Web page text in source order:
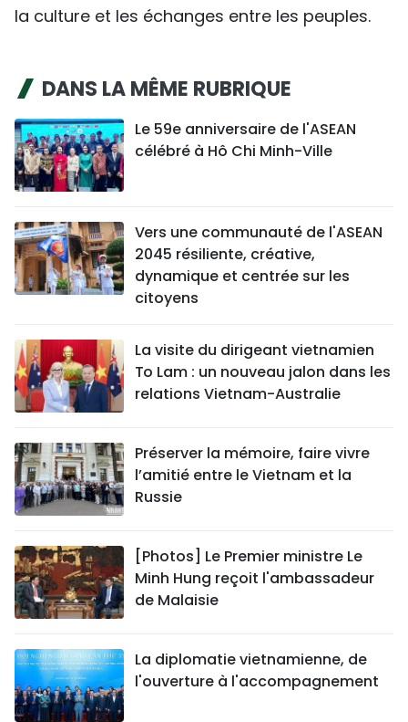
la culture et les échanges entre les peuples.
DANS LA MÊME RUBRIQUE
Le 59e anniversaire de l'ASEAN
célébré à Hô Chi Minh-Ville
Vers une communauté de l'ASEAN
2045 résiliente, créative,
dynamique et centrée sur les
citoyens
La visite du dirigeant vietnamien
To Lam : un nouveau jalon dans les
relations Vietnam-Australie
Préserver la mémoire, faire vivre
l’amitié entre le Vietnam et la
Russie
[Photos] Le Premier ministre Le
Minh Hung reçoit l'ambassadeur
de Malaisie
La diplomatie vietnamienne, de
l'ouverture à l'accompagnement